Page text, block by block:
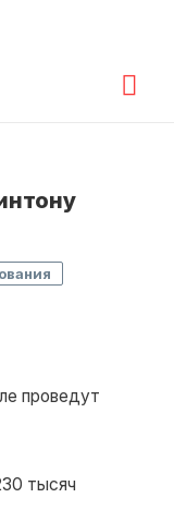
проведут
тысяч